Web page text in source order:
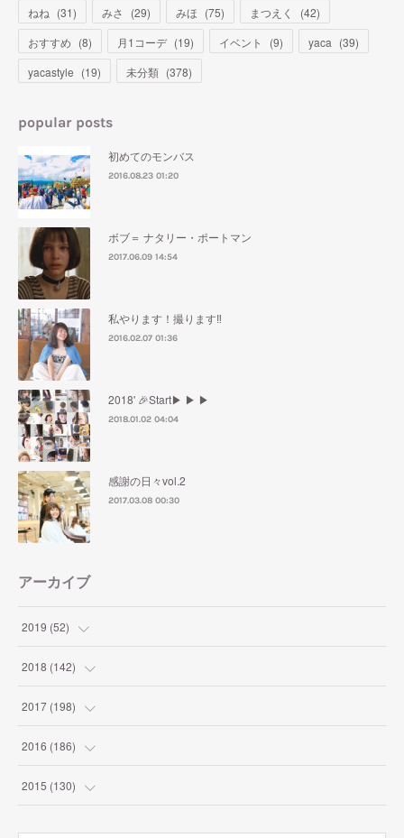
ねね (31) みさ (29) みほ (75) まつえく (42)
おすすめ (8) 月1コーデ (19) イベント (9) yaca (39)
yacastyle (19) 未分類 (378)
popular posts
初めてのモンバス
2016.08.23 01:20
ボブ＝ ナタリー・ポートマン
2017.06.09 14:54
私やります！撮ります‼︎
2016.02.07 01:36
2018' 🎉Start▶︎ ▶︎ ▶︎
2018.01.02 04:04
感謝の日々vol.2
2017.03.08 00:30
アーカイブ
2019 (52)
(1)
(2)
(2)
(7)
2018 (142)
(4)
(9)
(10
2017 (198)
(10
(19
2016 (186)
(9)
2015 (130)